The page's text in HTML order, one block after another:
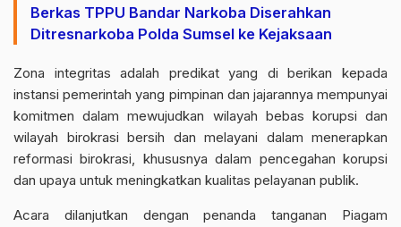
Berkas TPPU Bandar Narkoba Diserahkan
Ditresnarkoba Polda Sumsel ke Kejaksaan
Zona integritas adalah predikat yang di berikan kepada
instansi pemerintah yang pimpinan dan jajarannya mempunyai
komitmen dalam mewujudkan wilayah bebas korupsi dan
wilayah birokrasi bersih dan melayani dalam menerapkan
reformasi birokrasi, khususnya dalam pencegahan korupsi
dan upaya untuk meningkatkan kualitas pelayanan publik.
Acara dilanjutkan dengan penanda tanganan Piagam